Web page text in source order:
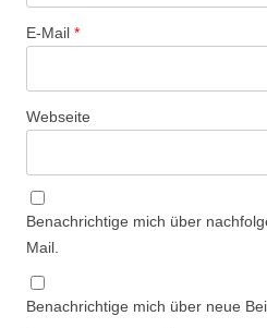
E-Mail *
Webseite
Benachrichtige mich über
Mail.
Benachrichtige mich über neue